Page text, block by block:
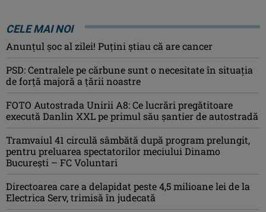
CELE MAI NOI
Anunţul şoc al zilei! Puţini ştiau că are cancer
PSD: Centralele pe cărbune sunt o necesitate în situaţia
de forţă majoră a ţării noastre
FOTO Autostrada Unirii A8: Ce lucrări pregătitoare
execută Danlin XXL pe primul său șantier de autostradă
Tramvaiul 41 circulă sâmbătă după program prelungit,
pentru preluarea spectatorilor meciului Dinamo
București – FC Voluntari
Directoarea care a delapidat peste 4,5 milioane lei de la
Electrica Serv, trimisă în judecată